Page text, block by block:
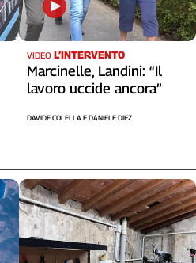
VIDEO L’INTERVENTO
Marcinelle, Landini: “Il
lavoro uccide ancora”
DAVIDE COLELLA E DANIELE DIEZ